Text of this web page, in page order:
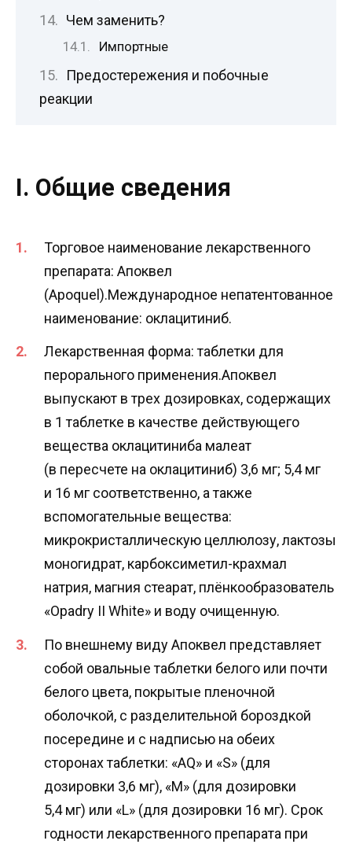
Чем заменить?
Импортные
Предостережения и побочные
реакции
I. Общие сведения
Торговое наименование лекарственного
препарата: Апоквел
(Apoquel).Международное непатентованное
наименование: оклацитиниб.
Лекарственная форма: таблетки для
перорального применения.Апоквел
выпускают в трех дозировках, содержащих
в 1 таблетке в качестве действующего
вещества оклацитиниба малеат
(в пересчете на оклацитиниб) 3,6 мг; 5,4 мг
и 16 мг соответственно, а также
вспомогательные вещества:
микрокристаллическую целлюлозу, лактозы
моногидрат, карбоксиметил-крахмал
натрия, магния стеарат, плёнкообразователь
«Opadry II White» и воду очищенную.
По внешнему виду Апоквел представляет
собой овальные таблетки белого или почти
белого цвета, покрытые пленочной
оболочкой, с разделительной бороздкой
посередине и c надписью на обеих
сторонах таблетки: «AQ» и «S» (для
дозировки 3,6 мг), «M» (для дозировки
5,4 мг) или «L» (для дозировки 16 мг). Срок
годности лекарственного препарата при